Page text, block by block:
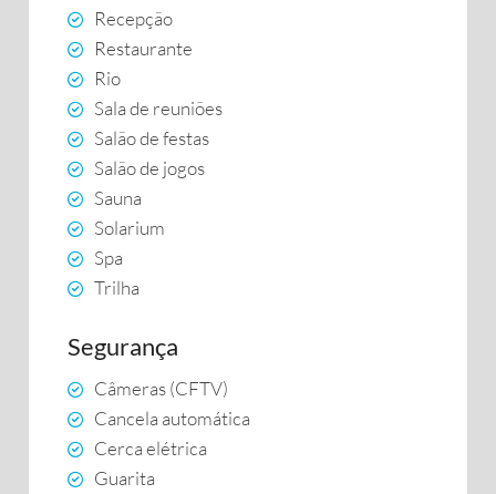
Recepção
Restaurante
Rio
Sala de reuniões
Salão de festas
Salão de jogos
Sauna
Solarium
Spa
Trilha
Segurança
Câmeras (CFTV)
Cancela automática
Cerca elétrica
Guarita